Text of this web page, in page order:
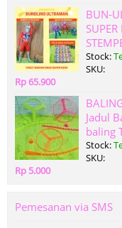
BUN-
Stock:
SKU:
Rp 65.900
Jadul
baling
Stock:
SKU:
Rp 5.000
Pemesanan via SMS